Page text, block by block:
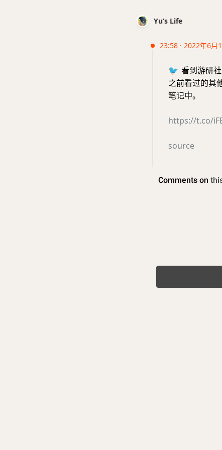
Yu’s Life
23:58 · 2022年6月
🐦 看到游研
之前看过的其
笔记中。
https://t.co/
source